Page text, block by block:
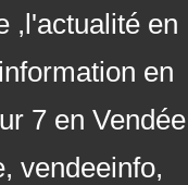
,l'actualité en
en
7 en Vendée
vendeeinfo,